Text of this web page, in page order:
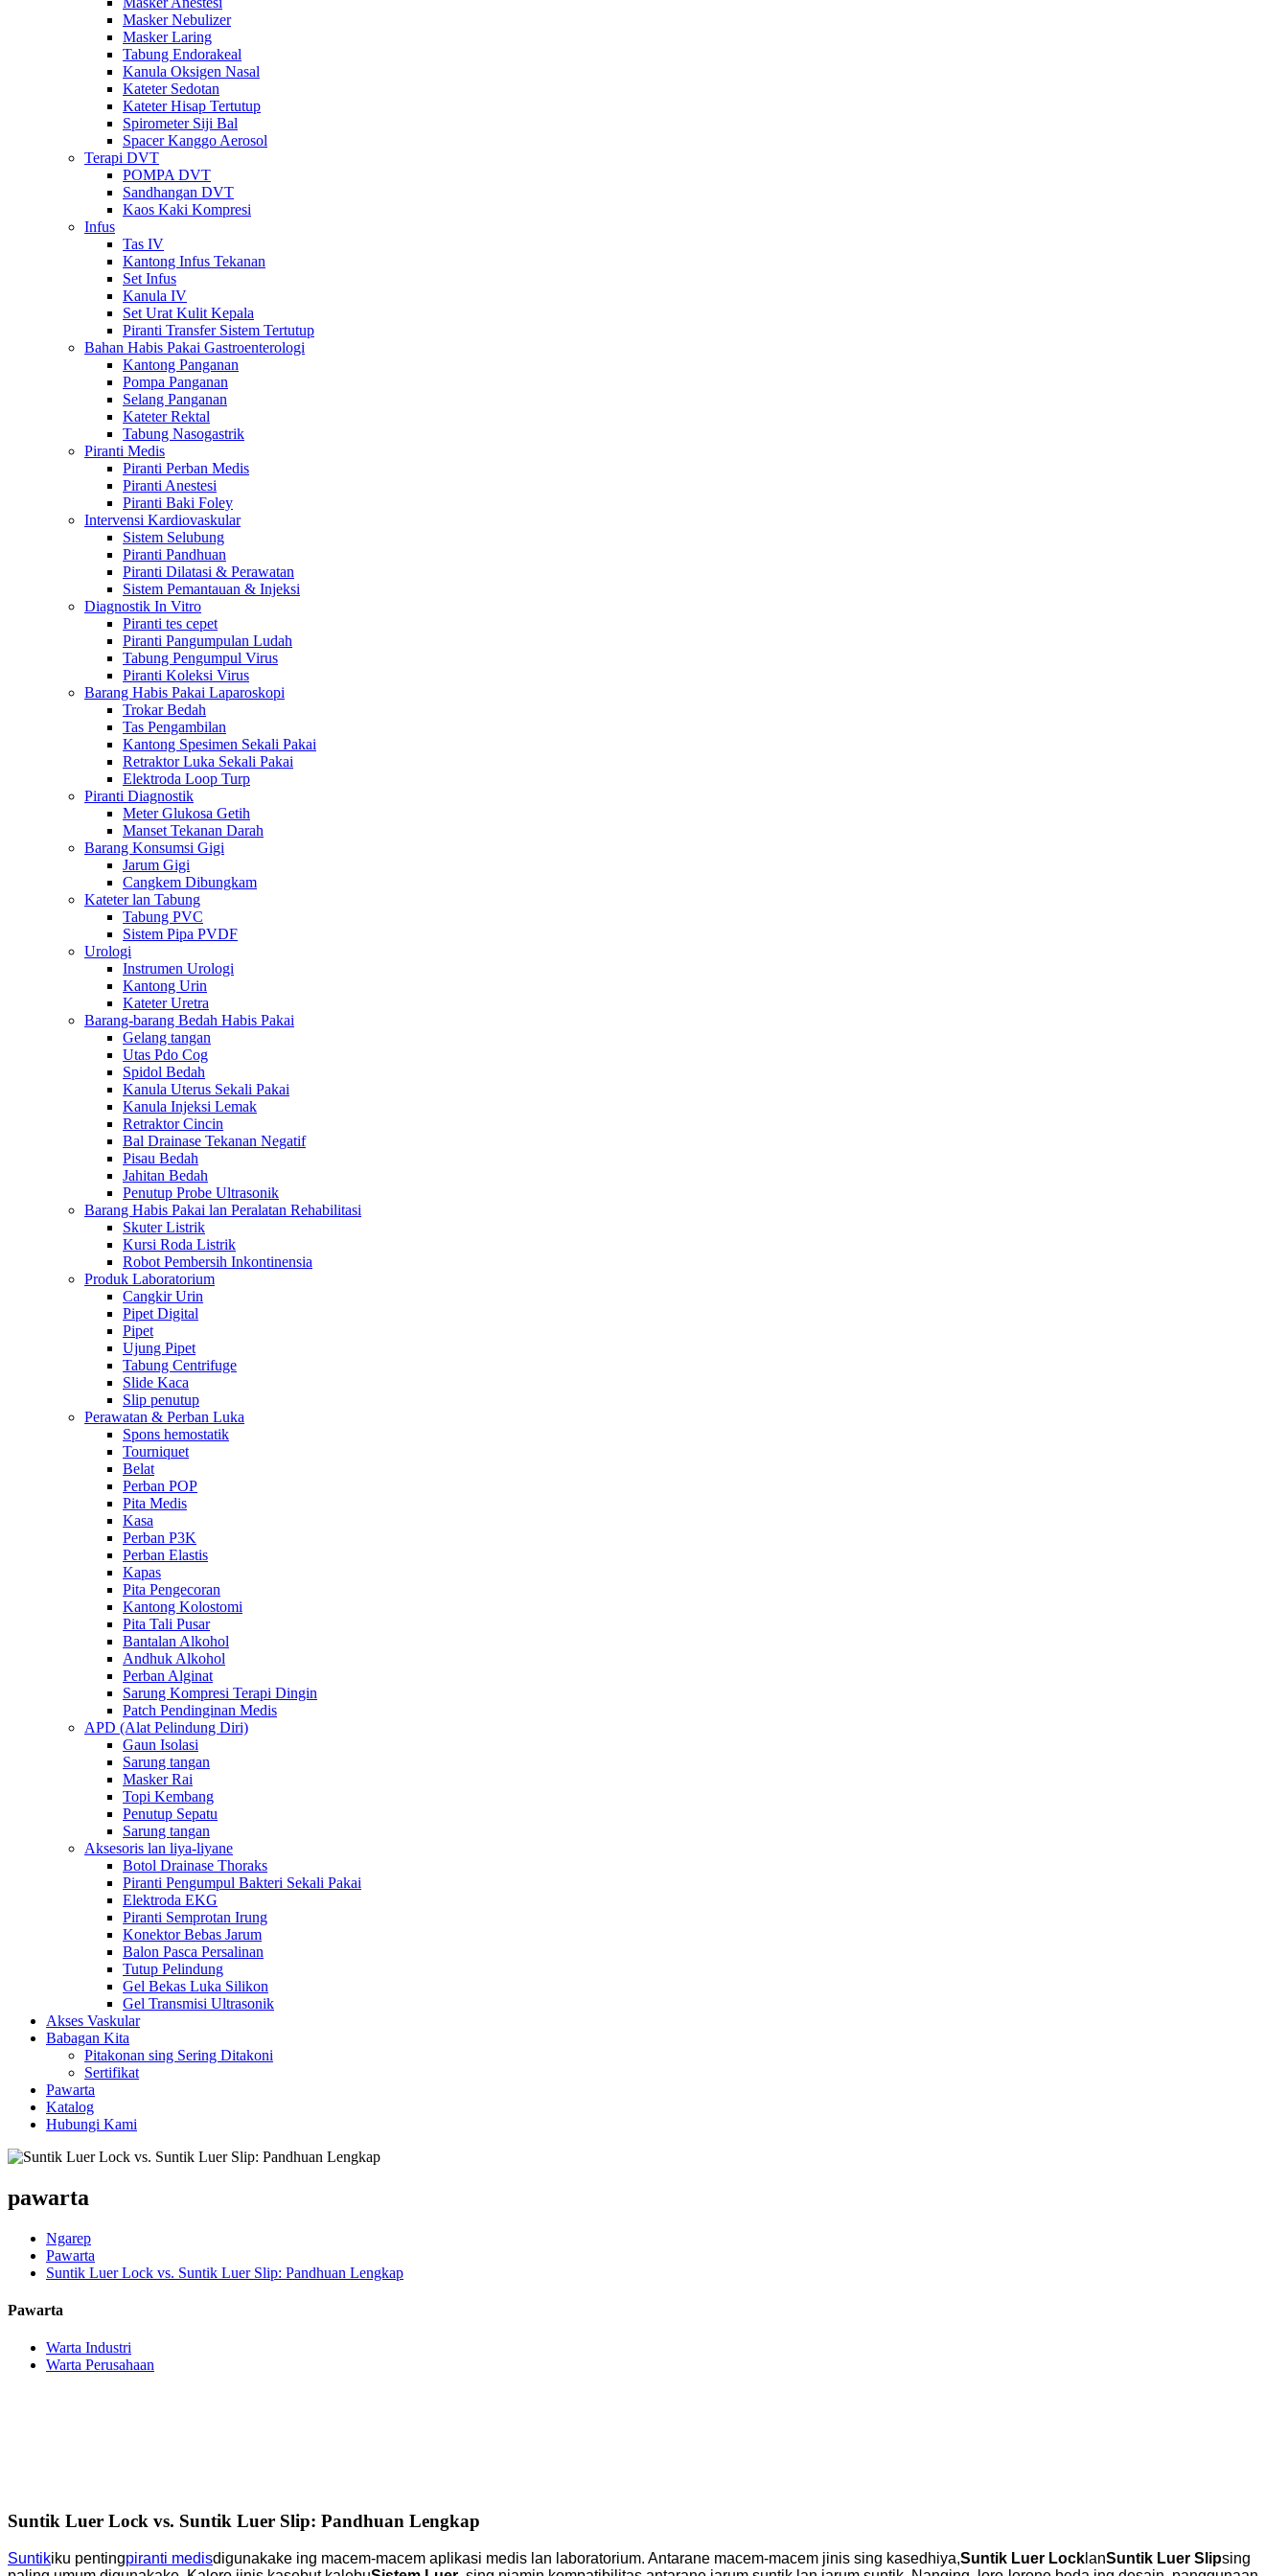
Masker Nebulizer
Masker Laring
Tabung Endorakeal
Kanula Oksigen Nasal
Kateter Sedotan
Kateter Hisap Tertutup
Spirometer Siji Bal
Spacer Kanggo Aerosol
Terapi DVT
POMPA DVT
Sandhangan DVT
Kaos Kaki Kompresi
Infus
Tas IV
Kantong Infus Tekanan
Set Infus
Kanula IV
Set Urat Kulit Kepala
Piranti Transfer Sistem Tertutup
Bahan Habis Pakai Gastroenterologi
Kantong Panganan
Pompa Panganan
Selang Panganan
Kateter Rektal
Tabung Nasogastrik
Piranti Medis
Piranti Perban Medis
Piranti Anestesi
Piranti Baki Foley
Intervensi Kardiovaskular
Sistem Selubung
Piranti Pandhuan
Piranti Dilatasi & Perawatan
Sistem Pemantauan & Injeksi
Diagnostik In Vitro
Piranti tes cepet
Piranti Pangumpulan Ludah
Tabung Pengumpul Virus
Piranti Koleksi Virus
Barang Habis Pakai Laparoskopi
Trokar Bedah
Tas Pengambilan
Kantong Spesimen Sekali Pakai
Retraktor Luka Sekali Pakai
Elektroda Loop Turp
Piranti Diagnostik
Meter Glukosa Getih
Manset Tekanan Darah
Barang Konsumsi Gigi
Jarum Gigi
Cangkem Dibungkam
Kateter lan Tabung
Tabung PVC
Sistem Pipa PVDF
Urologi
Instrumen Urologi
Kantong Urin
Kateter Uretra
Barang-barang Bedah Habis Pakai
Gelang tangan
Utas Pdo Cog
Spidol Bedah
Kanula Uterus Sekali Pakai
Kanula Injeksi Lemak
Retraktor Cincin
Bal Drainase Tekanan Negatif
Pisau Bedah
Jahitan Bedah
Penutup Probe Ultrasonik
Barang Habis Pakai lan Peralatan Rehabilitasi
Skuter Listrik
Kursi Roda Listrik
Robot Pembersih Inkontinensia
Produk Laboratorium
Cangkir Urin
Pipet Digital
Pipet
Ujung Pipet
Tabung Centrifuge
Slide Kaca
Slip penutup
Perawatan & Perban Luka
Spons hemostatik
Tourniquet
Belat
Perban POP
Pita Medis
Kasa
Perban P3K
Perban Elastis
Kapas
Pita Pengecoran
Kantong Kolostomi
Pita Tali Pusar
Bantalan Alkohol
Andhuk Alkohol
Perban Alginat
Sarung Kompresi Terapi Dingin
Patch Pendinginan Medis
APD (Alat Pelindung Diri)
Gaun Isolasi
Sarung tangan
Masker Rai
Topi Kembang
Penutup Sepatu
Sarung tangan
Aksesoris lan liya-liyane
Botol Drainase Thoraks
Piranti Pengumpul Bakteri Sekali Pakai
Elektroda EKG
Piranti Semprotan Irung
Konektor Bebas Jarum
Balon Pasca Persalinan
Tutup Pelindung
Gel Bekas Luka Silikon
Gel Transmisi Ultrasonik
Akses Vaskular
Babagan Kita
Pitakonan sing Sering Ditakoni
Sertifikat
Pawarta
Katalog
Hubungi Kami
pawarta
Ngarep
Pawarta
Suntik Luer Lock vs. Suntik Luer Slip: Pandhuan Lengkap
Pawarta
Warta Industri
Warta Perusahaan
Suntik Luer Lock vs. Suntik Luer Slip: Pandhuan Lengkap
Suntikiku pentingpiranti medisdigunakake ing macem-macem aplikasi medis lan laboratorium. Antarane macem-macem jinis sing kasedhiya,Suntik Luer Lock lanSuntik Luer Slipsing